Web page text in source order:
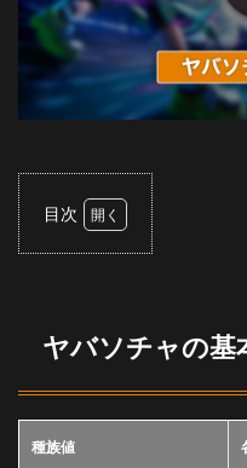
目次
基本
ステ
ス
2
ヤバソチャの基
種族値